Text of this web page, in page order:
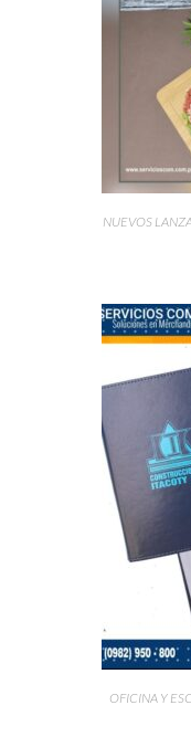
NUEVOS
OFICINA Y